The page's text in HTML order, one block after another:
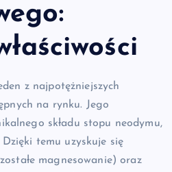
z najpotężniejszych
na rynku. Jego
składu stopu neodymu,
Dzięki temu uzyskuje się
magnesowanie) oraz